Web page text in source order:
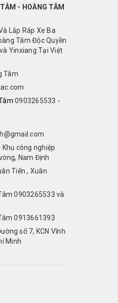
- HOÀNG TÂM
Lắp Ráp Xe Ba
Tâm Độc Quyền
Yinxiang Tại Việt
Tâm
0903265533 -
Khu công nghiệp
Nam Định
Tiến , Xuân
0903265533 và
0913661393
số 7, KCN Vĩnh
Minh